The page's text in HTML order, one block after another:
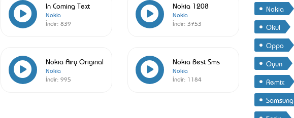
In Coming Text
Nokia
İndir: 839
Nokia 1208
Nokia
İndir: 3753
Nokia Airy Original
Nokia
İndir: 995
Nokia Best Sms
Nokia
İndir: 1184
Nokia
Okul
Oppo
Oyun
Remix
Samsung